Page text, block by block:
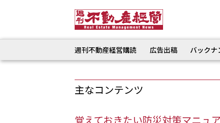
週刊不動産経営購読 広告出稿 バック
主なコンテンツ
覚えておきたい防災対策マニ